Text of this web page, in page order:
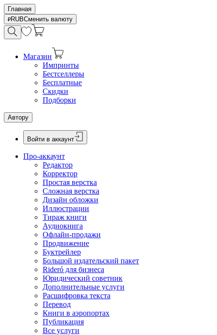
Главная
RUBСменить валюту
Магазин
Импринты
Бестселлеры
Бесплатные
Скидки
Подборки
Автору
Войти в аккаунт
Про-аккаунт
Редактор
Корректор
Простая верстка
Сложная верстка
Дизайн обложки
Иллюстрации
Тираж книги
Аудиокнига
Офлайн-продажи
Продвижение
Буктрейлер
Большой издательский пакет
Rideró для бизнеса
Юридический советник
Дополнительные услуги
Расшифровка текста
Перевод
Книги в аэропортах
Публикация
Все услуги